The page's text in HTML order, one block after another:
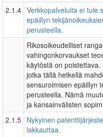
2.1.4 Verkkopalveluita ei tule
epäillyn
perusteella.
Rikosoikeudelliset
vahingonkorvaukset
käytöstä on
jotka tällä hetkellä
sensuroimisen epäillyn
perusteella. Nämä
ja kansainvälisten
2.1.5 Nykyinen
lakkauttaa.